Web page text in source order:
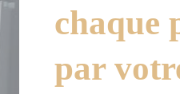
chaque
par